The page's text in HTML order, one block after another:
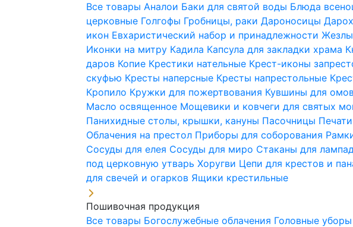
Все товарыАналои Баки для святой воды Блюда
церковные Голгофы Гробницы, ракиДароносицы
икон Евхаристический набор и принадлежности
Иконки на митру Кадила Капсула для закладки храма
даров Копие Крестики нательные Крест-иконы
скуфью Кресты наперсные Кресты напрестольные
Кропило Кружки для пожертвования Кувшины для
Масло освященное Мощевики и ковчеги для святых
Панихидные столы, крышки, кануны Пасочницы Печати
Облачения на престол Приборы для соборования
Сосуды для елея Сосуды для миро Стаканы для
под церковную утварьХоругви Цепи для крестов и
для свечей и огарков Ящики крестильные
Пошивочная продукция
Все товары Богослужебные облачения Головные уборы